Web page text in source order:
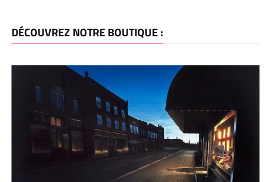
DÉCOUVREZ NOTRE BOUTIQUE :